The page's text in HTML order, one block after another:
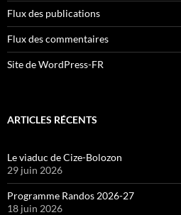
Flux des publications
Flux des commentaires
Site de WordPress-FR
ARTICLES RÉCENTS
Le viaduc de Cize-Bolozon
29 juin 2026
Programme Randos 2026-27
18 juin 2026